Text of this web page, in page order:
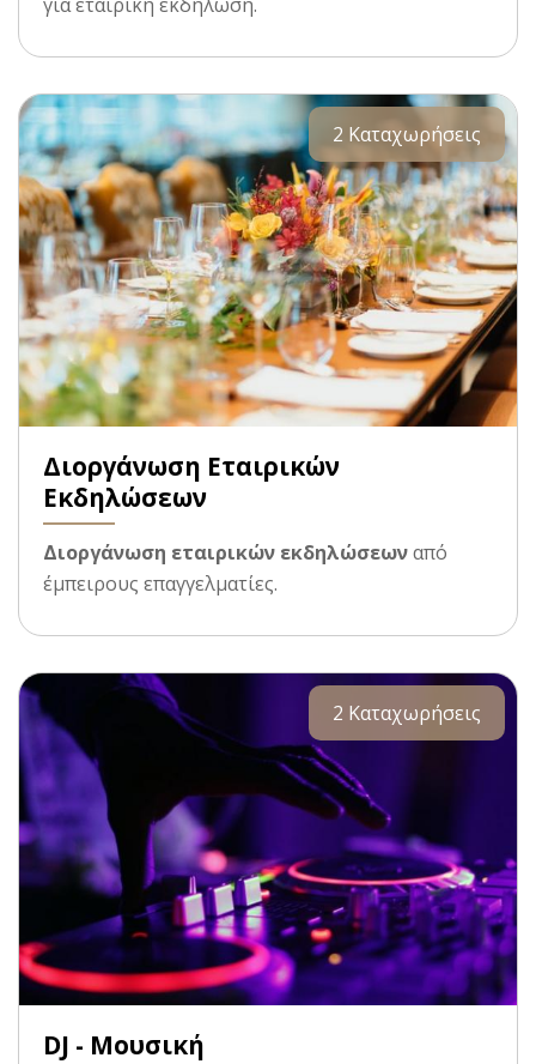
2 Καταχωρήσεις
Διοργάνωση Εταιρικών
Εκδηλώσεων
Διοργάνωση εταιρικών εκδηλώσεωναπό
έμπειρους επαγγελματίες.
2 Καταχωρήσεις
DJ - Μουσική